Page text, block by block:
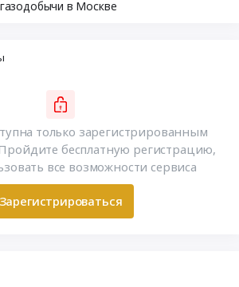
в Москве
только зарегистрированным
бесплатную регистрацию,
все возможности сервиса
Зарегистрироваться